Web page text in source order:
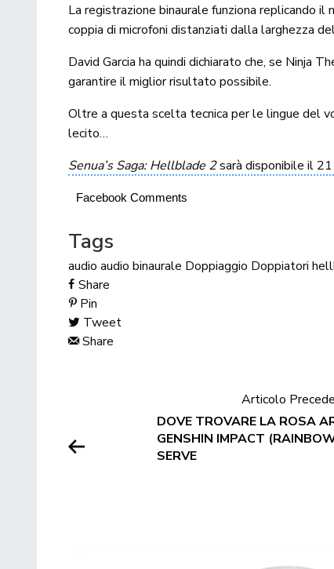
La registrazione binaurale funziona replicando
coppia di microfoni distanziati dalla larghezza
David Garcia ha quindi dichiarato che, se Ninja
garantire il miglior risultato possibile.
Oltre a questa scelta tecnica per le lingue del
lecito…
Senua’s Saga: Hellblade 2sarà disponibile il 21
Facebook Comments
Tags
audio audio binaurale Doppiaggio Doppiatori
Share
Pin
Tweet
Share
Articolo
DOVE TROVARE LA ROSA
GENSHIN IMPACT
SERVE